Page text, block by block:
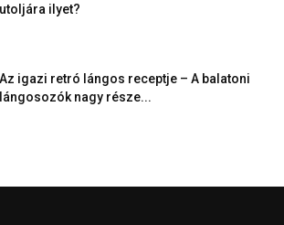
utoljára ilyet?
Az igazi retró lángos receptje – A balatoni
lángosozók nagy része...